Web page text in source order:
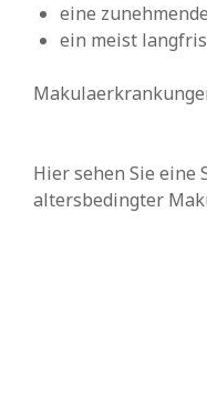
eine
ein meist
Hier sehen Sie eine
altersbedingter